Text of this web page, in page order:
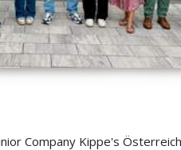
Company Kippe's Österreich